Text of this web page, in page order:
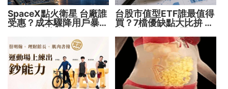
SpaceX點火衛星 台廠誰
受惠？成本驟降用戶暴增
台股市值型ETF誰最值得
買？7檔優缺點大比拚 找